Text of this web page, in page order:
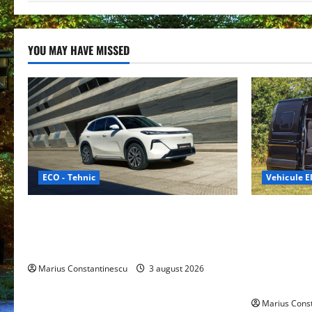
YOU MAY HAVE MISSED
ECO - Tehnic
Marius Constantinescu 3 august 2026
Vehicule
Marius